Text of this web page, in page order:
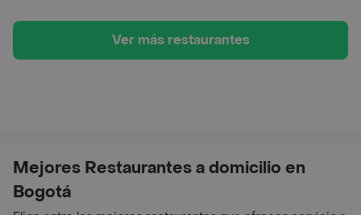
Ver más restaurantes
Mejores Restaurantes a domicilio en
Bogotá